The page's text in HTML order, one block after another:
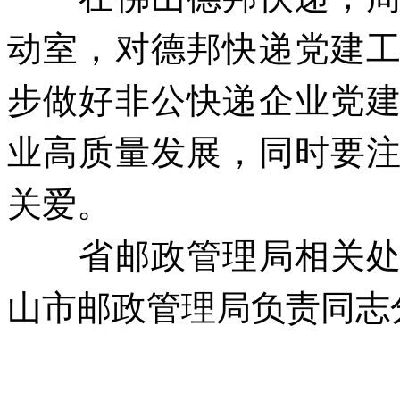
动室，对德邦快递党建
步做好非公快递企业党
业高质量发展，同时要
关爱。
省邮政管理局相关
山市邮政管理局负责同